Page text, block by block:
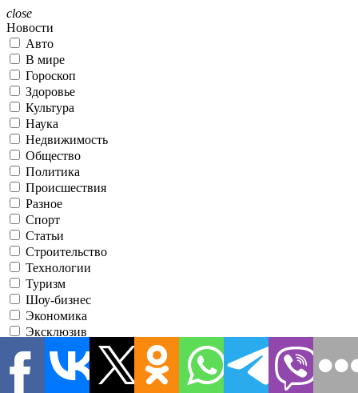
close
Новости
Авто
В мире
Гороскоп
Здоровье
Культура
Наука
Недвижимость
Общество
Политика
Происшествия
Разное
Спорт
Статьи
Строительство
Технологии
Туризм
Шоу-бизнес
Экономика
Эксклюзив
Я принимаю условия использования
Зарегистрировавшись, вы соглашаетесь с нашими Условиями
использования
и соглашаетесь с тем, что информационно-